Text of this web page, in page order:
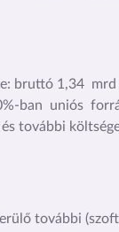
bruttó 1,34
ban uniós
további
további